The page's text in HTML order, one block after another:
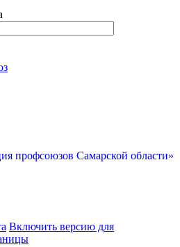
профсоюзов Самарской области»
Включить версию для